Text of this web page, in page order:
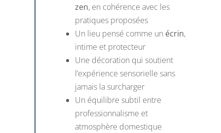
zen, en cohérence avec les
pratiques proposées
Un lieu pensé comme un écrin,
intime et protecteur
Une décoration qui soutient
l’expérience sensorielle sans
jamais la surcharger
Un équilibre subtil entre
professionnalisme et
atmosphère domestique